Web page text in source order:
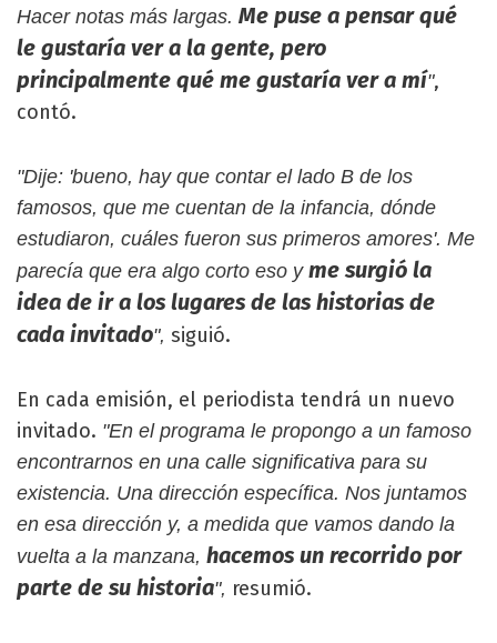
Hacer notas más largas. Me puse a pensar qué
le gustaría ver a la gente, pero
principalmente qué me gustaría ver a mí",
contó.
"Dije: 'bueno, hay que contar el lado B de los
famosos, que me cuentan de la infancia, dónde
estudiaron, cuáles fueron sus primeros amores'. Me
parecía que era algo corto eso yme surgió la
idea de ir a los lugares de las historias de
cada invitado", siguió.
En cada emisión, el periodista tendrá un nuevo
invitado. "En el programa le propongo a un famoso
encontrarnos en una calle significativa para su
existencia. Una dirección específica. Nos juntamos
en esa dirección y, a medida que vamos dando la
vuelta a la manzana, hacemos un recorrido por
parte de su historia", resumió.